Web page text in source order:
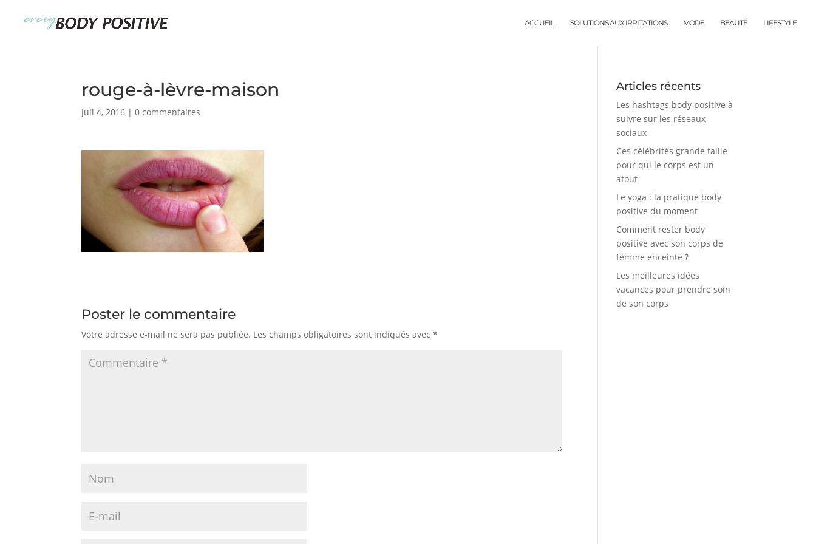
ACCUEIL SOLUTIONS AUX IRRITATIONS MODE BEAUTÉ LIFESTYLE
rouge-à-lèvre-maison
Juil 4, 2016 |0 commentaires
Poster le commentaire
Votre adresse e-mail ne sera pas publiée. Les champs obligatoires sont indiqués avec*
Articles récents
Les hashtags body positive à
suivre sur les réseaux
sociaux
Ces célébrités grande taille
pour qui le corps est un
atout
Le yoga : la pratique body
positive du moment
Comment rester body
positive avec son corps de
femme enceinte ?
Les meilleures idées
vacances pour prendre soin
de son corps